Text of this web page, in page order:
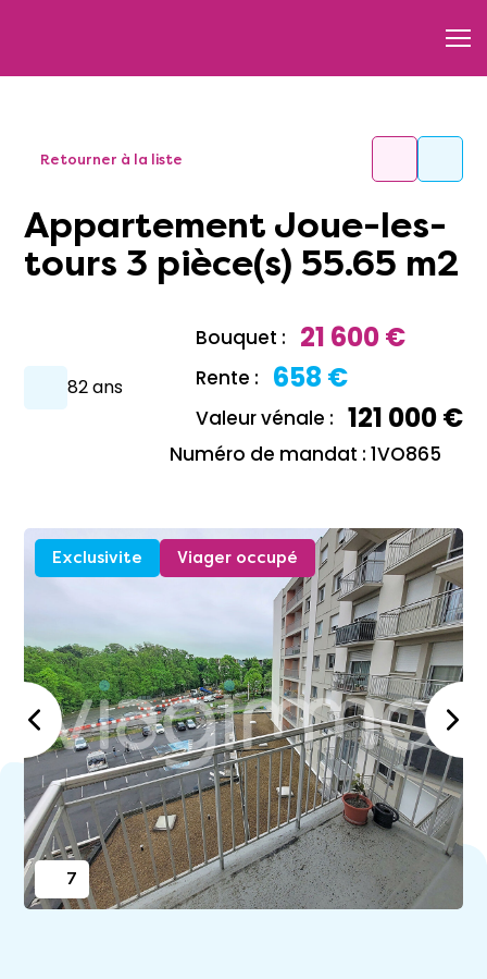
Retourner à la liste
Appartement Joue-les-
tours 3 pièce(s) 55.65 m2
82 ans
Bouquet : 21 600 €
Rente : 658 €
Valeur vénale : 121 000 €
Numéro de mandat : 1VO865
Exclusivite Viager occupé
7